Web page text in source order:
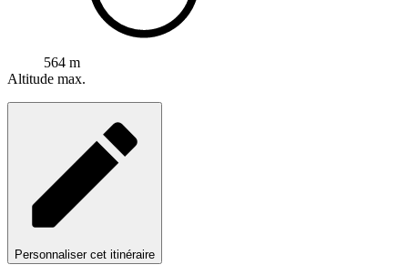
564 m
Altitude max.
Personnaliser cet itinéraire